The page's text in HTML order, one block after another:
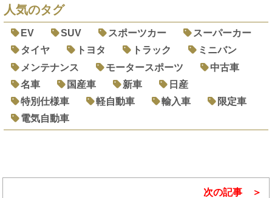
人気のタグ
EV SUV スポーツカー
スーパーカー
タイヤ
トヨタ トラック
ミニバン
メンテナンス
モータースポーツ
中古車
名車
国産車 新車
日産
特別仕様車
軽自動車 輸入車
限定車
電気自動車
次の記事